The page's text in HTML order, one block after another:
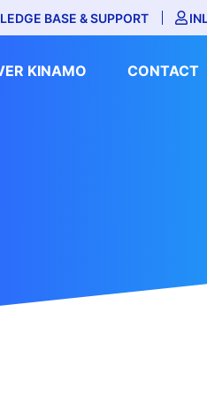
BASE & SUPPORT
KINAMO CONTACT